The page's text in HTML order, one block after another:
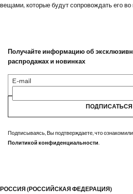
вещами, которые будут сопровождать его
Получайте информацию об
распродажах и новинках
E-mail
ПОДПИСАТЬСЯ
Подписываясь, Вы подтверждаете, что
Политикой конфиденциальности.
РОССИЯ (РОССИЙСКАЯ ФЕДЕРАЦИЯ)